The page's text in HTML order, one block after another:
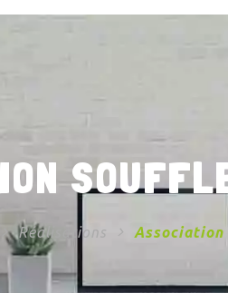
Réalisations Association